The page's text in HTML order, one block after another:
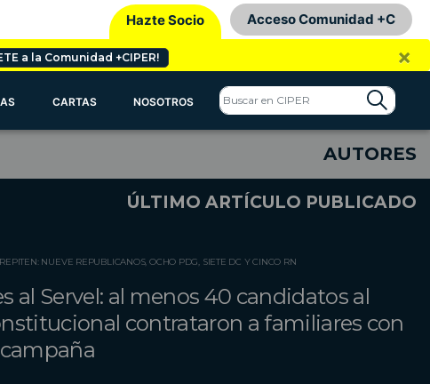
Hazte Socio Acceso Comunidad +C
a la Comunidad +CIPER! ×
CARTAS NOSOTROS
AUTORES
ÚLTIMO ARTÍCULO PUBLICADO
NUEVE REPUBLICANOS, OCHO PDG, SIETE DC Y CINCO RN
al Servel: al menos 40 candidatos al
contrataron a familiares con